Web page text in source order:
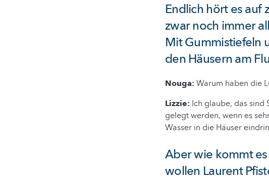
Endlich hört es auf
zwar noch immer
Mit Gummistiefeln
den Häusern am
Nouga: Warum haben die
Lizzie: Ich glaube, das sind
gelegt werden, wenn es
Wasser in die Häuser
Aber wie kommt
wollen Laurent